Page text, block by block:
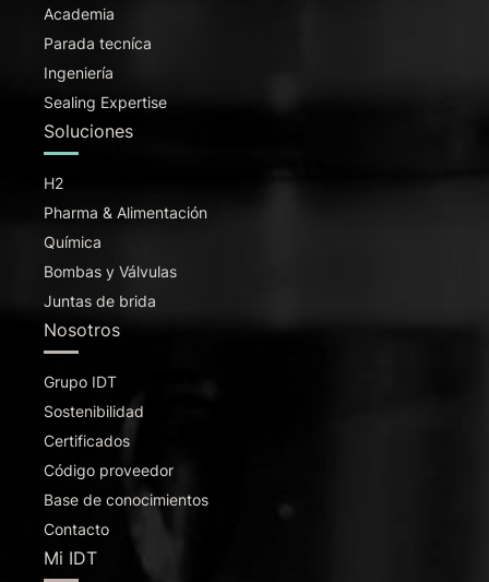
Academia
Parada tecníca
Ingeniería
Sealing Expertise
Soluciones
H2
Pharma & Alimentación
Química
Bombas y Válvulas
Juntas de brida
Nosotros
Grupo IDT
Sostenibilidad
Certificados
Código proveedor
Base de conocimientos
Contacto
Mi IDT